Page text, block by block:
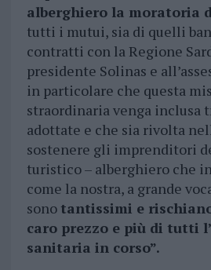
alberghiero la moratoria
tutti i mutui, sia di quelli
contratti con la Regione
presidente Solinas e
in particolare che questa
straordinaria venga inclusa
adottate e che sia rivolta
sostenere gli imprenditori
turistico – alberghiero che
come la nostra, a grande
sono tantissimi e
caro prezzo e più di tutti
sanitaria in corso”.